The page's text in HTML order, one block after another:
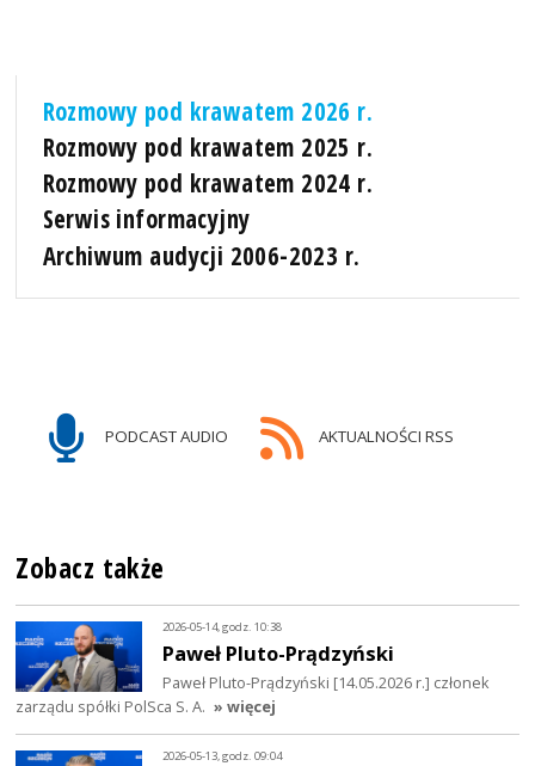
Rozmowy pod krawatem 2026 r.
Rozmowy pod krawatem 2025 r.
Rozmowy pod krawatem 2024 r.
Serwis informacyjny
Archiwum audycji 2006-2023 r.
PODCAST AUDIO AKTUALNOŚCI RSS
Zobacz także
2026-05-14, godz. 10:38
Paweł Pluto-Prądzyński
Paweł Pluto-Prądzyński [14.05.2026 r.] członek
zarządu spółki PolSca S. A. » więcej
2026-05-13, godz. 09:04